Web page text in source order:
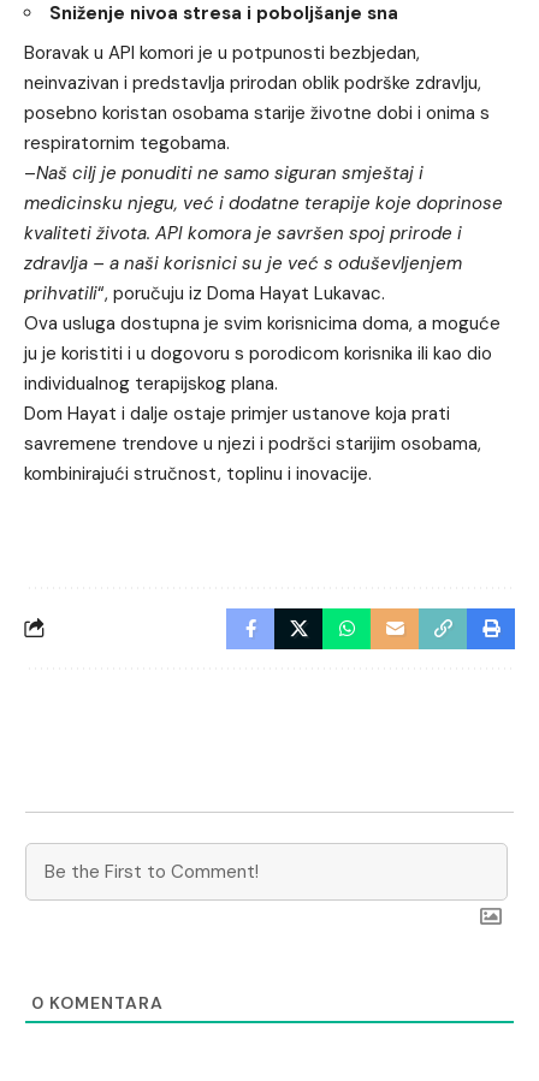
Sniženje nivoa stresa i poboljšanje sna
Boravak u API komori je u potpunosti bezbjedan,
neinvazivan i predstavlja prirodan oblik podrške zdravlju,
posebno koristan osobama starije životne dobi i onima s
respiratornim tegobama.
–Naš cilj je ponuditi ne samo siguran smještaj i
medicinsku njegu, već i dodatne terapije koje doprinose
kvaliteti života. API komora je savršen spoj prirode i
zdravlja – a naši korisnici su je već s oduševljenjem
prihvatili“, poručuju iz Doma Hayat Lukavac.
Ova usluga dostupna je svim korisnicima doma, a moguće
ju je koristiti i u dogovoru s porodicom korisnika ili kao dio
individualnog terapijskog plana.
Dom Hayat i dalje ostaje primjer ustanove koja prati
savremene trendove u njezi i podršci starijim osobama,
kombinirajući stručnost, toplinu i inovacije.
0 KOMENTARA